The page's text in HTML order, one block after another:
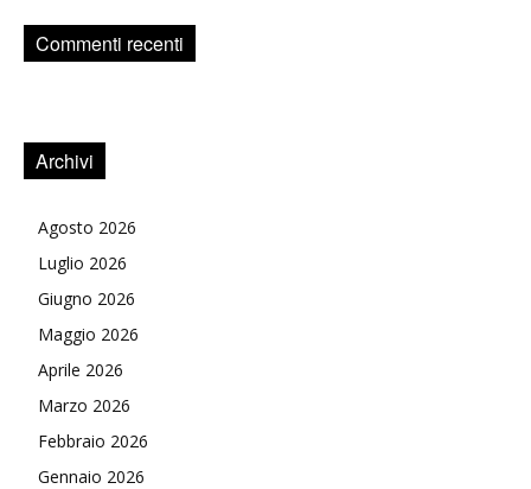
Commenti recenti
Archivi
Agosto 2026
Luglio 2026
Giugno 2026
Maggio 2026
Aprile 2026
Marzo 2026
Febbraio 2026
Gennaio 2026